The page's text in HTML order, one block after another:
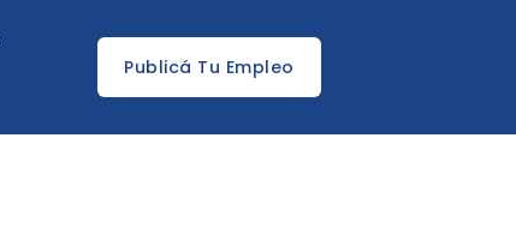
Publicá Tu Empleo